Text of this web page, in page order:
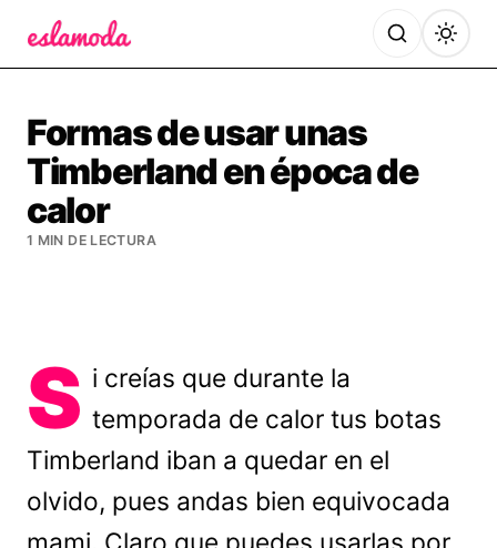
Formas de usar unas
Timberland en época de
calor
1 MIN DE LECTURA
S i creías que durante la
temporada de calor tus botas
Timberland iban a quedar en el
olvido, pues andas bien equivocada